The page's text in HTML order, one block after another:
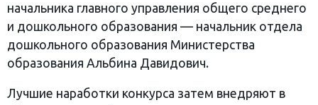
начальника главного управления общего среднего
и дошкольного образования — начальник отдела
дошкольного образования Министерства
образования Альбина Давидович.
Лучшие наработки конкурса затем внедряют в